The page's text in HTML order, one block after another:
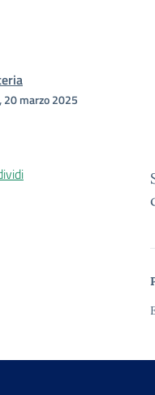
20 marzo 2025